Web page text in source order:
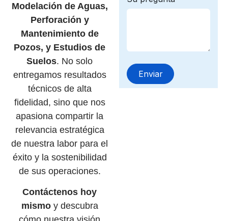
Modelación de Aguas,
Perforación y
Mantenimiento de
Pozos, y Estudios de
Suelos. No solo
entregamos resultados
técnicos de alta
fidelidad, sino que nos
apasiona compartir la
relevancia estratégica
de nuestra labor para el
éxito y la sostenibilidad
de sus operaciones.
Contáctenos hoy
mismoy descubra